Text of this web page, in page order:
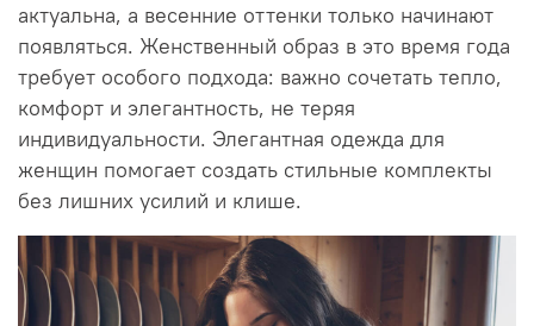
актуальна, а весенние оттенки только начинают
появляться. Женственный образ в это время года
требует особого подхода: важно сочетать тепло,
комфорт и элегантность, не теряя
индивидуальности. Элегантная одежда для
женщин помогает создать стильные комплекты
без лишних усилий и клише.